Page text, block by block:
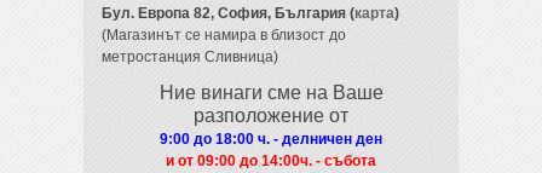
Бул. Европа 82, София, България (карта)
(Магазинът се намира в близост до
метростанция Сливница)
Ние винаги сме на Ваше
разположение от
9:00 до 18:00 ч. - делничен ден
и от 09:00 до 14:00ч. - събота